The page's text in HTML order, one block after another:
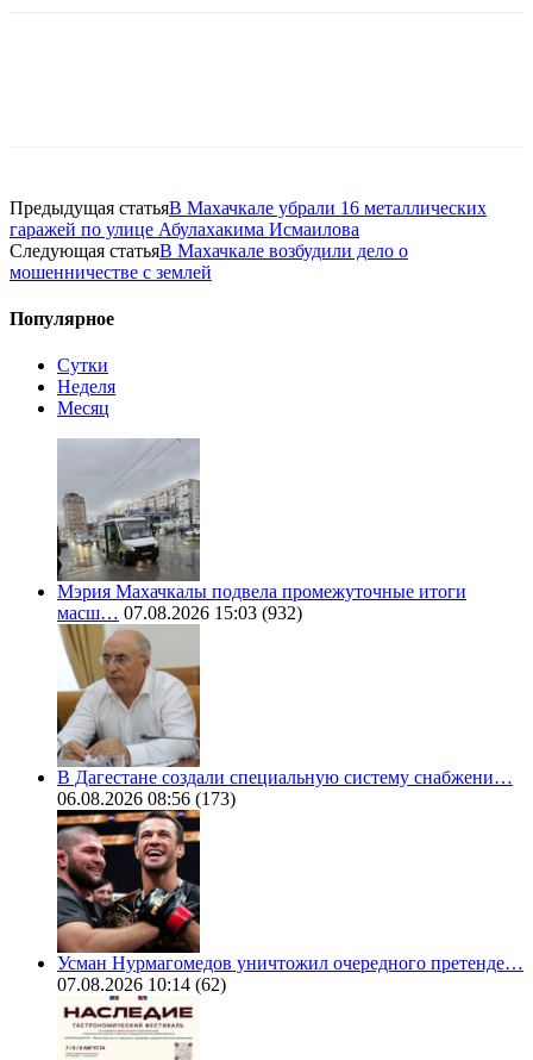
Предыдущая статьяВ Махачкале убрали 16 металлических
гаражей по улице Абулахакима Исмаилова
Следующая статьяВ Махачкале возбудили дело о
мошенничестве с землей
Популярное
Сутки
Неделя
Месяц
Мэрия Махачкалы подвела промежуточные итоги
масш… 07.08.2026 15:03 (932)
В Дагестане создали специальную систему снабжени…
06.08.2026 08:56 (173)
Усман Нурмагомедов уничтожил очередного претенде…
07.08.2026 10:14 (62)